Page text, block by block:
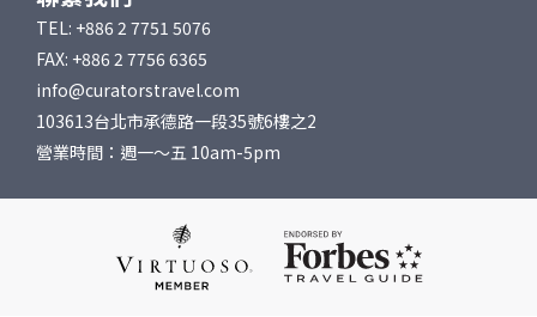
TEL: +886 2 7751 5076
FAX: +886 2 7756 6365
info@curatorstravel.com
103613台北市承德路一段35號6樓之2
營業時間：週一～五 10am-5pm